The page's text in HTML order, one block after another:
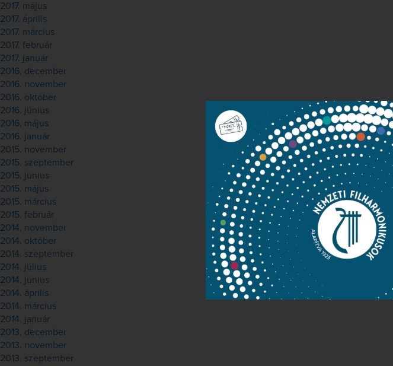
2017. május
2017. április
2017. március
2017. február
2017. január
2016. december
2016. november
2016. október
2016. június
2016. május
2016. január
2015. november
2015. szeptember
2015. június
2015. május
2015. március
2015. február
2014. november
2014. október
2014. szeptember
2014. július
2014. június
2014. április
2014. március
2014. január
2013. december
2013. november
2013. szeptember